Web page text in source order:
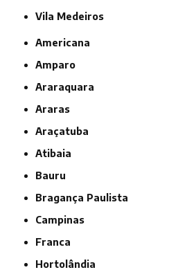
Vila Medeiros
Americana
Amparo
Araraquara
Araras
Araçatuba
Atibaia
Bauru
Bragança Paulista
Campinas
Franca
Hortolândia